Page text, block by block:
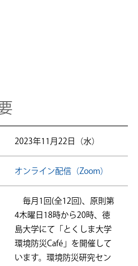
2023年11月22日（水）
オンライン配信（Zoom）
毎月1回(全12回)、原則第
4木曜日18時から20時、徳
島大学にて「とくしま大学
環境防災Café」を開催して
います。環境防災研究セン